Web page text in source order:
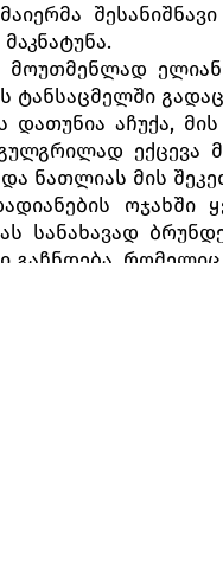
მოუთმენლად
ტანსაცმელში
დათუნია აჩუქა,
ექცევა
ნათლიას მის
ოჯახში
სანახავად
გაჩნდება,